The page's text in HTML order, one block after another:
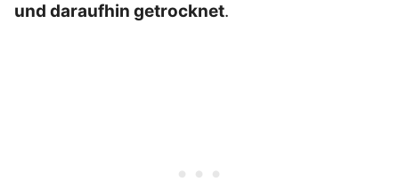
und daraufhin getrocknet.